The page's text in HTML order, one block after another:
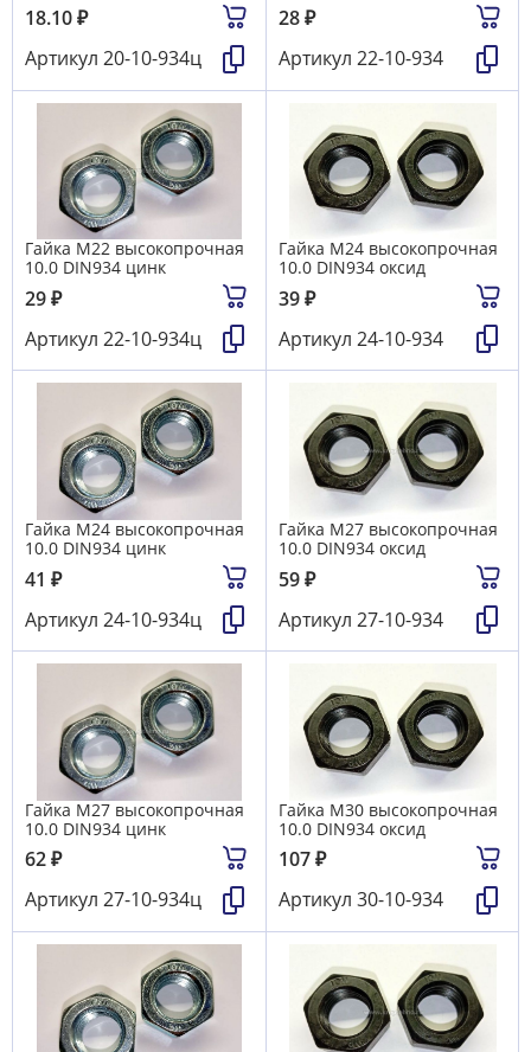
18.10₽
Артикул 20-10-934ц
28₽
Артикул 22-10-934
Гайка М22 высокопрочная
10.0 DIN934 цинк
29₽
Артикул 22-10-934ц
Гайка М24 высокопрочная
10.0 DIN934 оксид
39₽
Артикул 24-10-934
Гайка М24 высокопрочная
10.0 DIN934 цинк
41 ₽
Артикул 24-10-934ц
Гайка М27 высокопрочная
10.0 DIN934 оксид
59₽
Артикул 27-10-934
Гайка М27 высокопрочная
10.0 DIN934 цинк
62₽
Артикул 27-10-934ц
Гайка М30 высокопрочная
10.0 DIN934 оксид
107₽
Артикул 30-10-934